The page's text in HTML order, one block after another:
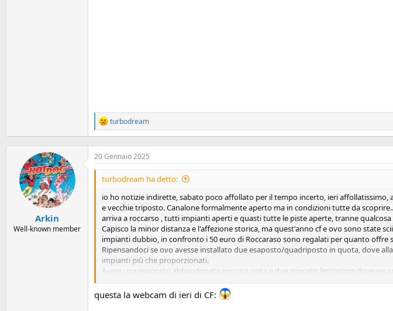
R
e
a
c
t
o
s
:
turbodream
Arkin
Well-known member
20 Gennaio 2025
turbodream ha detto:
io ho notizie indirette, sabato poco affollato per il tempo incerto, ieri
e vecchie triposto. Canalone formalmente aperto ma in condizioni tutte da
arriva a roccarso , tutti impianti aperti e quasti tutte le piste aperte, tranne qualcosa
Capisco la minor distanza e l'affezione storica, ma quest'anno cf e ovo sono state
impianti dubbio, in confronto i 50 euro di Roccaraso sono regalati per quanto offre
Ripensandoci se ovo avesse installato due esaposto/quadriposto in quota, dove
impianti più che proporzionati.
Avere una esaposto abbandonata per una pista e due triposto lentissime dove
Quest'anno, non unico, in appennino si scia sui versanti est, piaccia o non
questa la webcam di ieri di CF: